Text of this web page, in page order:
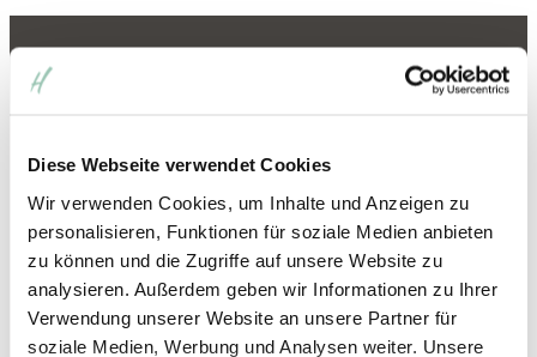
Diese Webseite verwendet Cookies
Wir verwenden Cookies, um Inhalte und Anzeigen zu
personalisieren, Funktionen für soziale Medien anbieten
zu können und die Zugriffe auf unsere Website zu
analysieren. Außerdem geben wir Informationen zu Ihrer
Verwendung unserer Website an unsere Partner für
soziale Medien, Werbung und Analysen weiter. Unsere
Angebot der Saison
Rücken, Schulter, Nacken
(ca. 40 Min)70 €
Eine energetisierende Massagetechnik in
Anlehnung an die chinesische Meridian-Massage.